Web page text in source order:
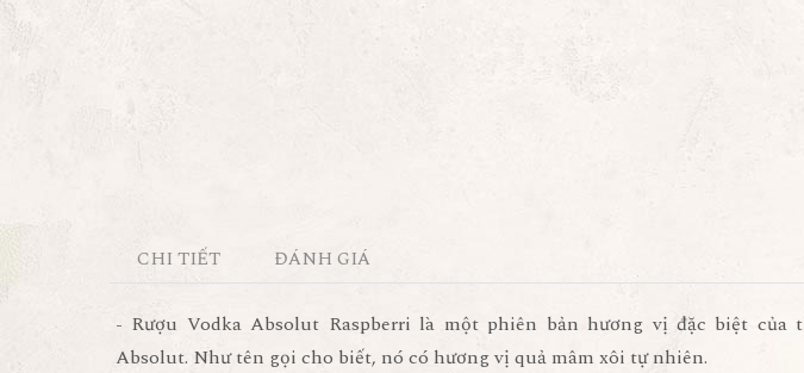
CHI TIẾT ĐÁNH GIÁ
- Rượu Vodka Absolut Raspberri là một phiên bản hương vị đặc biệt của
Absolut. Như tên gọi cho biết, nó có hương vị quả mâm xôi tự nhiên.